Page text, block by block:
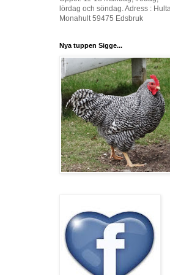
lördag och söndag. Adress :
Monahult 59475 Edsbruk
Nya tuppen Sigge...